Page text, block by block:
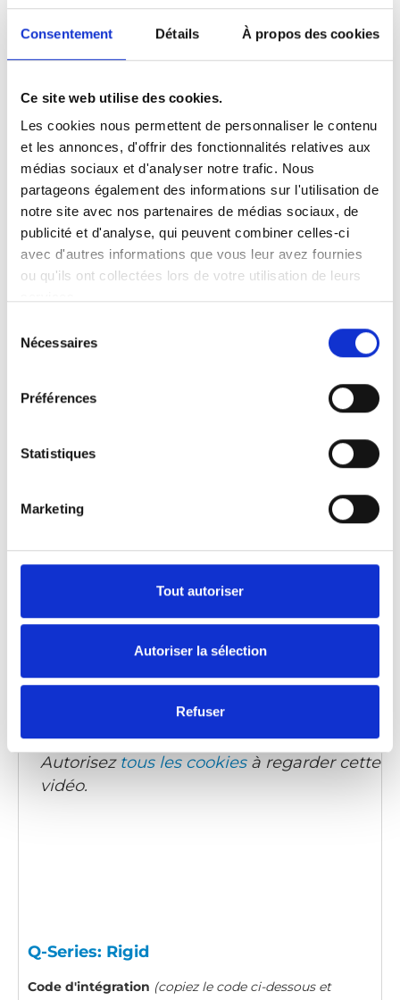
Consentement Détails À propos des cookies
Ce site web utilise des cookies.
Les cookies nous permettent de personnaliser le contenu
et les annonces, d'offrir des fonctionnalités relatives aux
médias sociaux et d'analyser notre trafic. Nous
partageons également des informations sur l'utilisation de
notre site avec nos partenaires de médias sociaux, de
publicité et d'analyse, qui peuvent combiner celles-ci
avec d'autres informations que vous leur avez fournies
ou qu'ils ont collectées lors de votre utilisation de leurs
Nécessaires
Préférences
Statistiques
Marketing
Tout autoriser
Autoriser la sélection
Refuser
intégrer la vidéo):
Langue de la vidéo:English
English
Catégorie:UVL 600, Product video
Autoriseztous les cookies à regarder cette
vidéo.
intégrer la vidéo)
Langue de la vidéo:English
Les sous-titres:
Catégorie:Wheelchair lifts, Product video, Q-Series lift
Autorisez tous les cookiesà regarder cette
vidéo.
Q-Series: Rigid
Code d'intégration (copiez le code ci-dessous et